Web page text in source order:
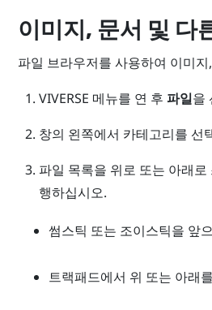
이미지, 문서 및 다
파일 브라우저를 사용하여 이미
VIVERSE 메뉴를 연 후 파일을
창의 왼쪽에서 카테고리를 선
파일 목록을 위로 또는 아래
행하십시오.
썸스틱 또는 조이스틱을 앞
트랙패드에서 위 또는 아래